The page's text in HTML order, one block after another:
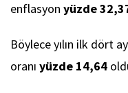
enflasyon yüzde
Böylece yılın ilk dört
oranı yüzde 14,64